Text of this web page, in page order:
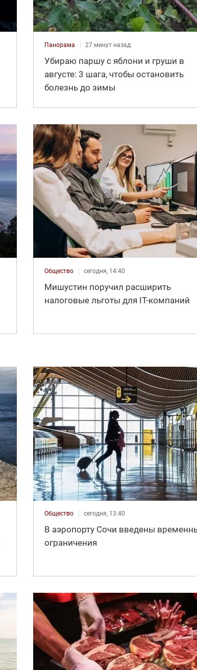
Панорама 27 минут назад
Убираю паршу с яблони и груши в
августе: 3 шага, чтобы остановить
болезнь до зимы
Общество сегодня, 14:40
Мишустин поручил расширить
налоговые льготы для IT-компаний
Общество сегодня, 13:40
В аэропорту Сочи введены
ограничения